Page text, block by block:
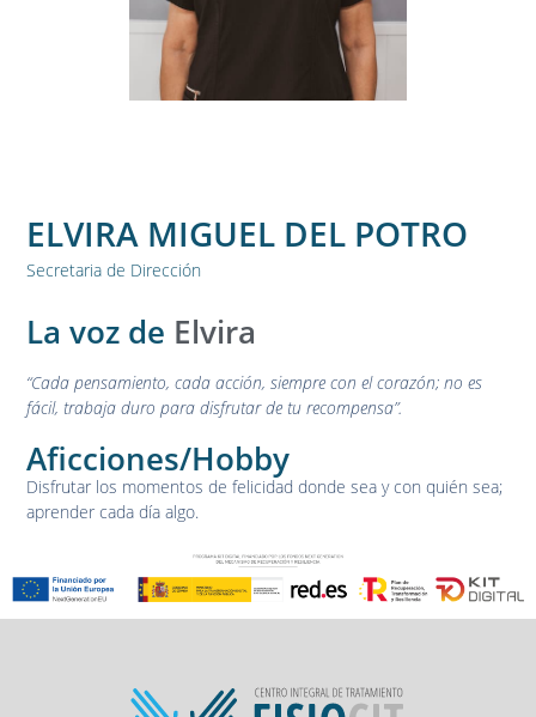
ELVIRA MIGUEL DEL POTRO
Secretaria de Dirección
La voz de Elvira
“Cada pensamiento, cada acción, siempre con el corazón; no es
fácil, trabaja duro para disfrutar de tu recompensa”.
Aficciones/Hobby
Disfrutar los momentos de felicidad donde sea y con quién sea;
aprender cada día algo.